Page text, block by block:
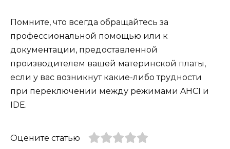
Помните, что всегда обращайтесь за
профессиональной помощью или к
документации, предоставленной
производителем вашей материнской платы,
если у вас возникнут какие-либо трудности
при переключении между режимами AHCI и
IDE.
Оцените статью